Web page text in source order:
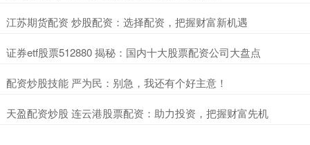
​江苏期货配资 炒股配资：选择配资，把握财富新机遇
​证券etf股票512880 揭秘：国内十大股票配资公司大盘点
​配资炒股技能 严为民：别急，我还有个好主意！
​天盈配资炒股 连云港股票配资：助力投资，把握财富先机